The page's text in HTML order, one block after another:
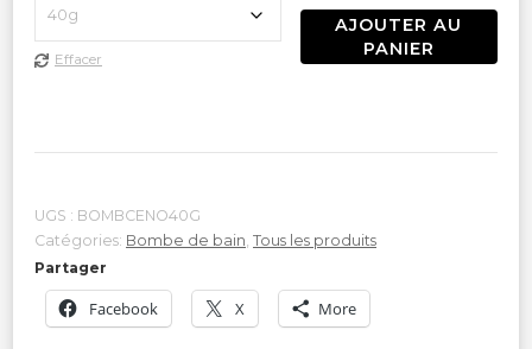
Effacer
Bombes
bain
AJOUTER AU
PANIER
UGS : BOMBCENO40G
Catégories: Bombe de bain, Tous les produits
Partager
Facebook X More